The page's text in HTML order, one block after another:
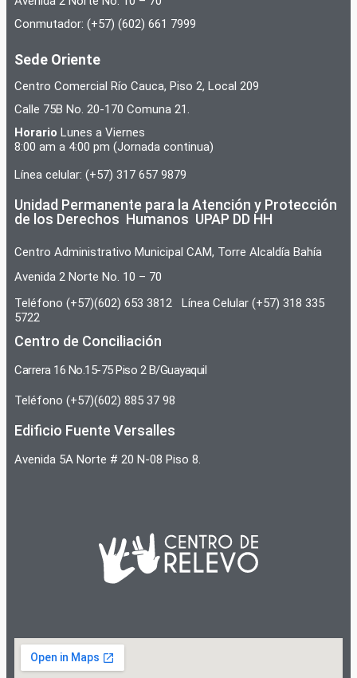
Conmutador: (+57) (602) 661 7999
Sede Oriente
Centro Comercial Río Cauca, Piso 2, Local 209
Calle 75B No. 20-170 Comuna 21.
Horario Lunes a Viernes
8:00 am a 4:00 pm (Jornada continua)
Línea celular: (+57) 317 657 9879
Unidad Permanente para la Atención y Protección
de los Derechos Humanos UPAP DD HH
Centro Administrativo Municipal CAM, Torre Alcaldía Bahía
Avenida 2 Norte No. 10 – 70
Teléfono (+57)(602) 653 3812 Línea Celular (+57) 318 335
5722
Centro de Conciliación
Carrera 16 No.15-75 Piso 2 B/Guayaquil
Teléfono (+57)(602) 885 37 98
Edificio Fuente Versalles
Avenida 5A Norte # 20 N-08 Piso 8.